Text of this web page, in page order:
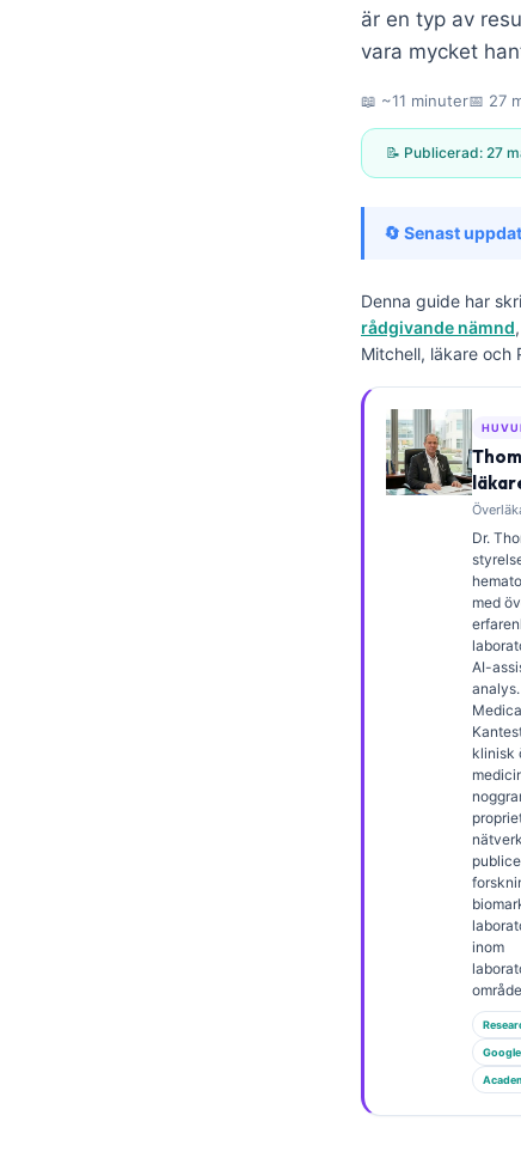
är en typ av
vara mycket
📖 ~11 minuter📅 27
📝 Publicerad: 27
🔄 Senast
Denna guide har
rådgivande nämnd
Mitchell, läkare och
Dr.
med
AI-
klinisk
inom